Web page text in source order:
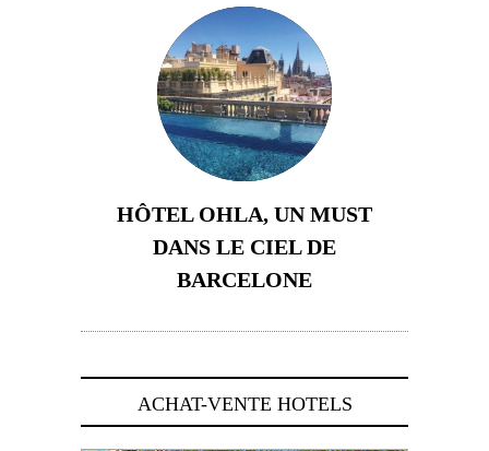
HÔTEL OHLA, UN MUST
DANS LE CIEL DE
BARCELONE
ACHAT-VENTE HOTELS